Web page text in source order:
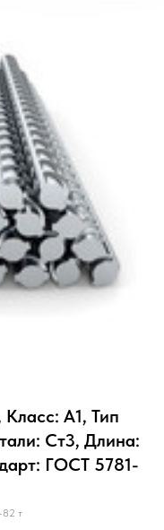
А1, Тип
Ст3, Длина:
ГОСТ 5781-
82 т